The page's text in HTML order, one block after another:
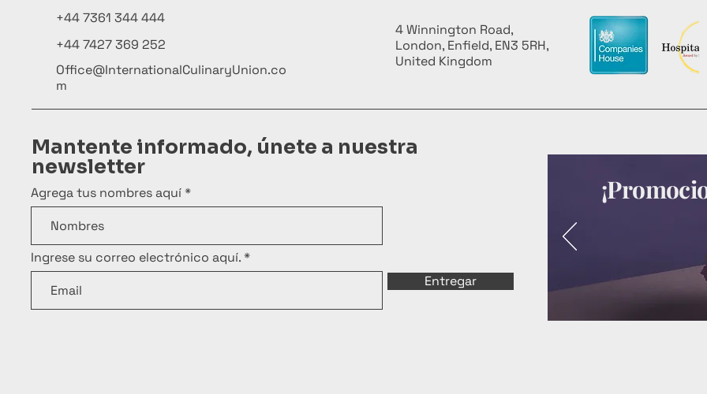
+44 7361 344 444
+44 7427 369 252
Office@InternationalCulinaryUnion.co
m
4 Winnington Road,
London, Enfield, EN3 5RH,
United Kingdom
Mantente informado, únete a nuestra
newsletter
Agrega tus nombres aquí
Ingrese su correo electrónico aquí.
Entregar